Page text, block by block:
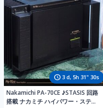
3 d, 5h 31" 28s
Nakamichi PA-70CE ♪STASIS 回路
搭載 ナカミチ ハイパワー・ステレ